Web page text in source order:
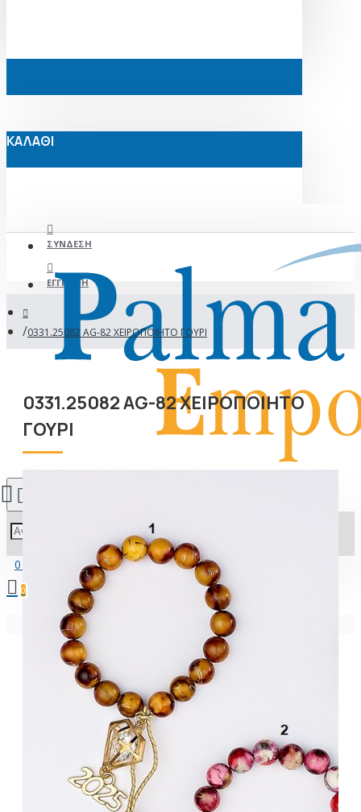
ΚΑΛΑΘΙ
ΣΎΝΔΕΣΗ
ΕΓΓΡΑΦΉ
0 προϊόν(τα) - 0.00€
0
Δε βρέθηκαν εγγραφές!
0331.25082 AG-82 ΧΕΙΡΟΠΟΙΗΤΟ ΓΟΥΡΙ
0331.25082 AG-82 ΧΕΙΡΟΠΟΙΗΤΟ
ΓΟΥΡΙ